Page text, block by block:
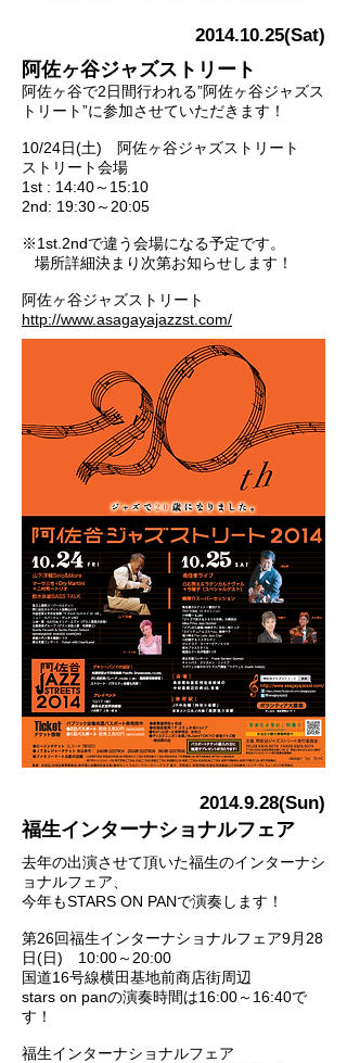
2014.10.25(Sat)
阿佐ヶ谷ジャズストリート
阿佐ヶ谷で2日間行われる”阿佐ヶ谷ジャズス
トリート”に参加させていただきます！
10/24日(土) 阿佐ヶ谷ジャズストリート
ストリート会場
1st : 14:40～15:10
2nd: 19:30～20:05
※1st.2ndで違う会場になる予定です。
場所詳細決まり次第お知らせします！
阿佐ヶ谷ジャズストリート
http://www.asagayajazzst.com/
2014.9.28(Sun)
福生インターナショナルフェア
去年の出演させて頂いた福生のインターナシ
ョナルフェア、
今年もSTARS ON PANで演奏します！
第26回福生インターナショナルフェア9月28
日(日) 10:00～20:00
国道16号線横田基地前商店街周辺
stars on panの演奏時間は16:00～16:40で
す！
福生インターナショナルフェア